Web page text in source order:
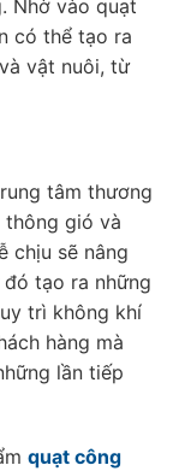
Nhờ vào quạt
có thể tạo ra
vật nuôi, từ
tâm thương
thông gió và
chịu sẽ nâng
tạo ra những
trì không khí
hàng mà
lần tiếp
quạt công